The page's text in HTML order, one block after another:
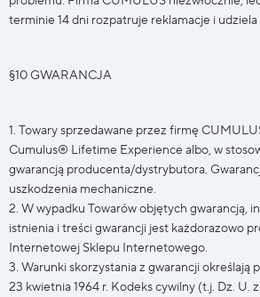
terminie 14 dni rozpatruje reklamacje i
§10 GWARANCJA
1. Towary sprzedawane przez firmę
Cumulus® Lifetime Experience albo, w
gwarancją producenta/dystrybutora.
uszkodzenia mechaniczne.
2. W wypadku Towarów objętych gwarancją,
istnienia i treści gwarancji jest każdorazowo
Internetowej Sklepu Internetowego.
3. Warunki skorzystania z gwarancji określają
23 kwietnia 1964 r. Kodeks cywilny (t.j. Dz. U.